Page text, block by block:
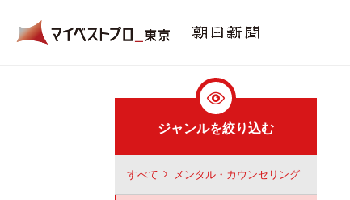
ジャンルを絞り込む
すべて メンタル・カウンセリング